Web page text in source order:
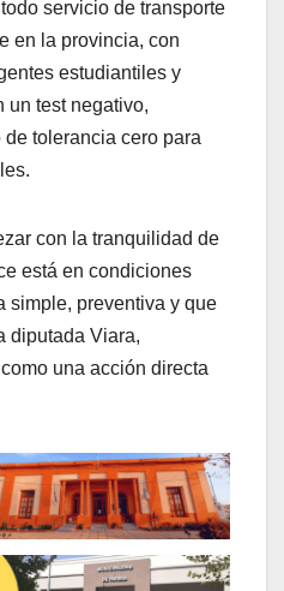
servicio de transporte
en la provincia, con
estudiantiles y
un test negativo,
tolerancia cero para
con la tranquilidad de
está en condiciones
simple, preventiva y que
diputada Viara,
una acción directa